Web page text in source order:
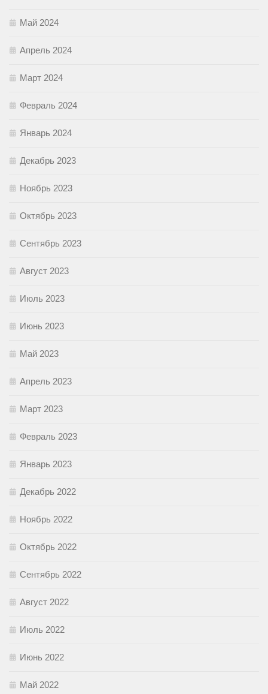
Май 2024
Апрель 2024
Март 2024
Февраль 2024
Январь 2024
Декабрь 2023
Ноябрь 2023
Октябрь 2023
Сентябрь 2023
Август 2023
Июль 2023
Июнь 2023
Май 2023
Апрель 2023
Март 2023
Февраль 2023
Январь 2023
Декабрь 2022
Ноябрь 2022
Октябрь 2022
Сентябрь 2022
Август 2022
Июль 2022
Июнь 2022
Май 2022